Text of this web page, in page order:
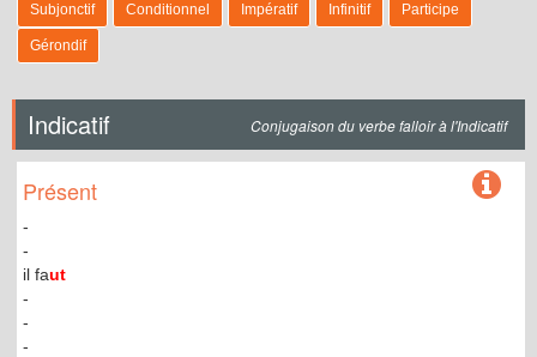
Subjonctif Conditionnel Impératif Infinitif Participe
Gérondif
Indicatif Conjugaison du verbe falloir à l'Indicatif
Présent
-
-
il faut
-
-
-